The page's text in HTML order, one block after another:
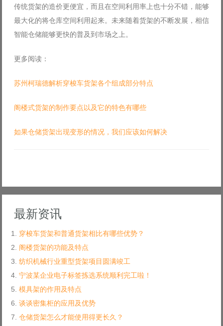
传统货架的造价更便宜，而且在空间利用率上也十分不错，能够
最大化的将仓库空间利用起来。未来随着货架的不断发展，相信
智能仓储能够更快的普及到市场之上。
更多阅读：
苏州柯瑞德解析穿梭车货架各个组成部分特点
阁楼式货架的制作要点以及它的特色有哪些
如果仓储货架出现变形的情况，我们应该如何解决
最新资讯
穿梭车货架和普通货架相比有哪些优势？
阁楼货架的功能及特点
纺织机械行业重型货架项目圆满竣工
宁波某企业电子标签拣选系统顺利完工啦！
模具架的作用及特点
谈谈密集柜的应用及优势
仓储货架怎么才能使用得更长久？